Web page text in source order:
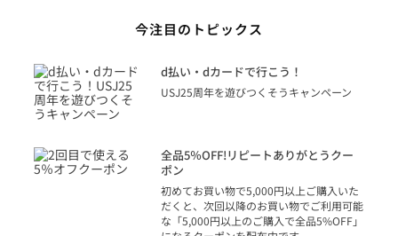
今注目のトピックス
d払い・dカードで行こう！
USJ25周年を遊びつくそうキャンペーン
全品5％OFF!リピートありがとうクー
ポン
初めてお買い物で5,000円以上ご購入いた
だくと、次回以降のお買い物でご利用可能
な「5,000円以上のご購入で全品5%OFF」